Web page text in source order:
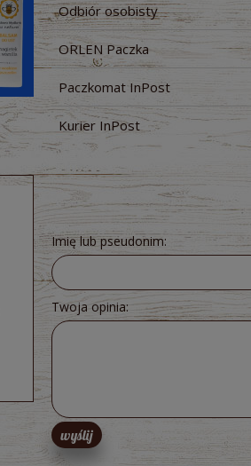
Sok z buraków kiszonych 300 ml -
ekologiczny Bio Food
Odbiór osobisty
ORLEN Paczka
Paczkomat InPost
Kurier InPost
Imię lub pseudonim:
Twoja opinia:
wyślij